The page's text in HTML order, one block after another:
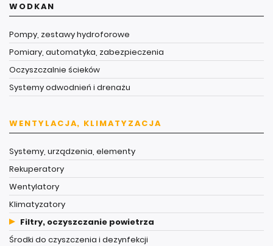
WODKAN
Pompy, zestawy hydroforowe
Pomiary, automatyka, zabezpieczenia
Oczyszczalnie ścieków
Systemy odwodnień i drenażu
WENTYLACJA, KLIMATYZACJA
Systemy, urządzenia, elementy
Rekuperatory
Wentylatory
Klimatyzatory
Filtry, oczyszczanie powietrza
Środki do czyszczenia i dezynfekcji